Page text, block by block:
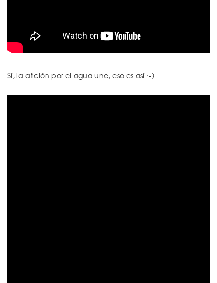
Sí, la afición por el agua une, eso es así :-)